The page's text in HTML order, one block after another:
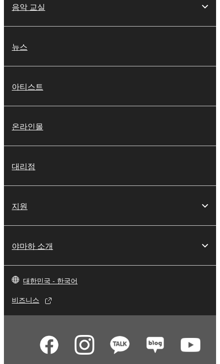
음악 교실
뉴스
아티스트
온라인몰
대리점
지원
야마하 소개
대한민국 - 한국어
비즈니스